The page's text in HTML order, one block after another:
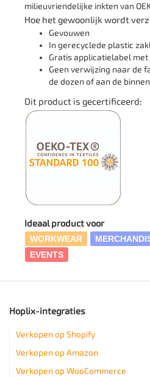
milieuvriendelijke inkten van
Hoe het gewoonlijk wordt
Gevouwen
In gerecyclede plastic
Gratis applicatielabel
Geen verwijzing naar de
de dozen of aan de
Dit product is gecertificeerd:
Ideaal product voor
WORKWEAR
EVENTS
Hoplix-integraties
Verkopen op Shopify
Verkopen op Amazon
Verkopen op WooCommerce